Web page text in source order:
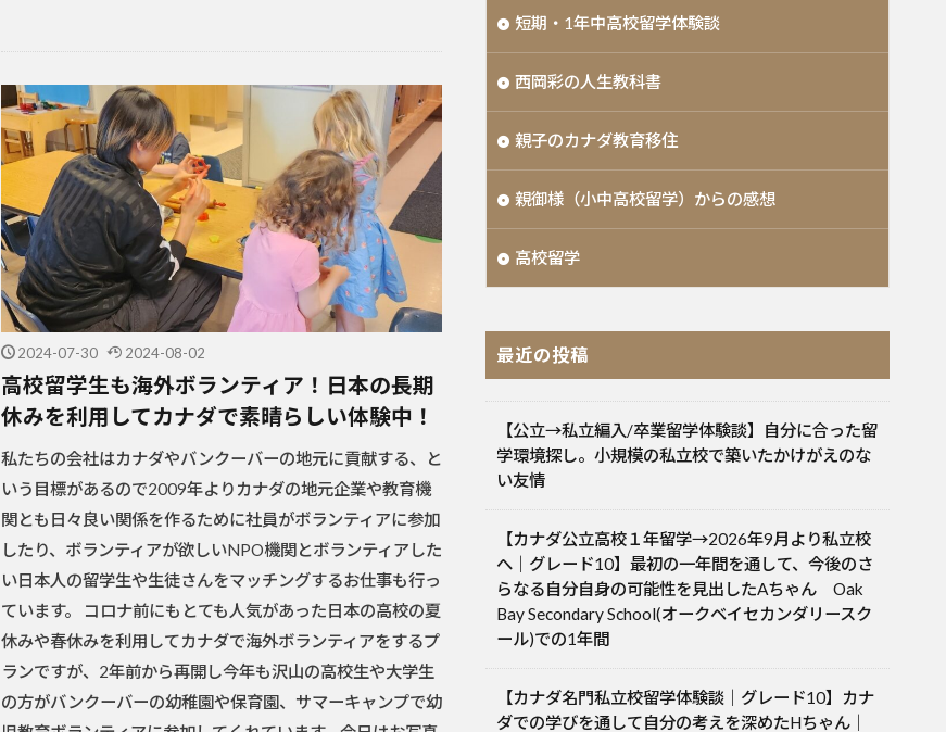
2024-07-30 2024-08-02
高校留学生も海外ボランティア！日本の長期
休みを利用してカナダで素晴らしい体験中！
私たちの会社はカナダやバンクーバーの地元に貢献する、と
いう目標があるので2009年よりカナダの地元企業や教育機
関とも日々良い関係を作るために社員がボランティアに参加
したり、ボランティアが欲しいNPO機関とボランティアした
い日本人の留学生や生徒さんをマッチングするお仕事も行っ
ています。 コロナ前にもとても人気があった日本の高校の夏
休みや春休みを利用してカナダで海外ボランティアをするプ
ランですが、2年前から再開し今年も沢山の高校生や大学生
の方がバンクーバーの幼稚園や保育園、サマーキャンプで幼
短期・1年中高校留学体験談
西岡彩の人生教科書
親子のカナダ教育移住
親御様（小中高校留学）からの感想
高校留学
最近の投稿
【公立→私立編入/卒業留学体験談】自分に合った留
学環境探し。小規模の私立校で築いたかけがえのな
い友情
【カナダ公立高校１年留学→2026年9月より私立校
へ｜グレード10】最初の一年間を通して、今後のさ
らなる自分自身の可能性を見出したAちゃん Oak
Bay Secondary School(オークベイセカンダリースク
ール)での1年間
【カナダ名門私立校留学体験談｜グレード10】カナ
ダでの学びを通して自分の考えを深めたHちゃん｜